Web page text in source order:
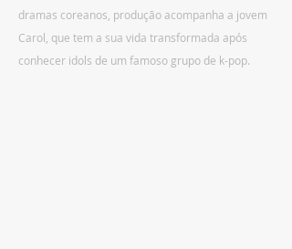
dramas coreanos, produção acompanha a jovem
Carol, que tem a sua vida transformada após
conhecer idols de um famoso grupo de k-pop.